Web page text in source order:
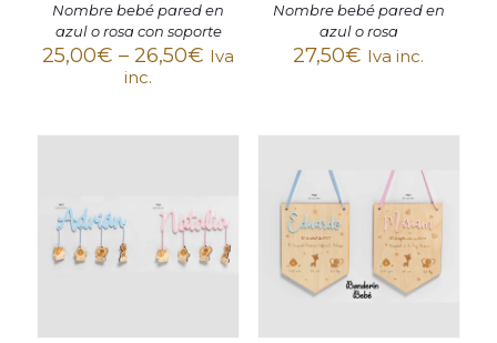
Nombre bebé pared en
azul o rosa con soporte
25,00€ –26,50€ Iva
inc.
Nombre bebé pared en
azul o rosa
27,50€ Iva inc.